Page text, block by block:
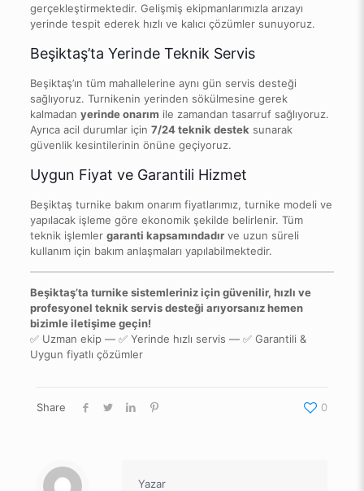
gerçekleştirmektedir. Gelişmiş ekipmanlarımızla arızayı
yerinde tespit ederek hızlı ve kalıcı çözümler sunuyoruz.
Beşiktaş’ta Yerinde Teknik Servis
Beşiktaş’ın tüm mahallelerine aynı gün servis desteği
sağlıyoruz. Turnikenin yerinden sökülmesine gerek
kalmadan yerinde onarım ile zamandan tasarruf sağlıyoruz.
Ayrıca acil durumlar için 7/24 teknik destek sunarak
güvenlik kesintilerinin önüne geçiyoruz.
Uygun Fiyat ve Garantili Hizmet
Beşiktaş turnike bakım onarım fiyatlarımız, turnike modeli ve
yapılacak işleme göre ekonomik şekilde belirlenir. Tüm
teknik işlemler garanti kapsamındadırve uzun süreli
kullanım için bakım anlaşmaları yapılabilmektedir.
Beşiktaş’ta turnike sistemleriniz için güvenilir, hızlı ve
profesyonel teknik servis desteği arıyorsanız hemen
bizimle iletişime geçin!
✅ Uzman ekip — ✅ Yerinde hızlı servis — ✅ Garantili &
Uygun fiyatlı çözümler
Share 0
Yazar